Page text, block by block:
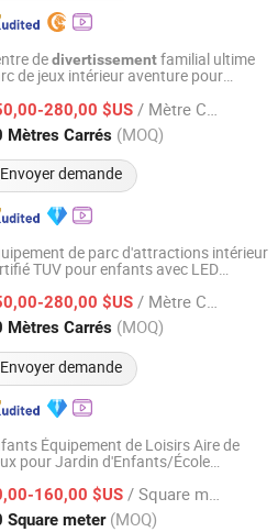
dedivertissementfamilial ultime
de jeux intérieur aventure pour
280,00 $US / Mètre Carré
Mètres Carrés (MOQ)
Envoyer demande
Equipment Co., Ltd.
Depuis 2014
de parc d'attractions intérieur
TUV pour enfants avec LED
280,00 $US / Mètre Carré
Mètres Carrés (MOQ)
Envoyer demande
Equipment Co., Ltd.
Depuis 2014
Équipement de Loisirs Aire de
pour Jardin d'Enfants/École
160,00 $US / Square meter
Square meter (MOQ)
Co., Ltd.
Depuis 2025